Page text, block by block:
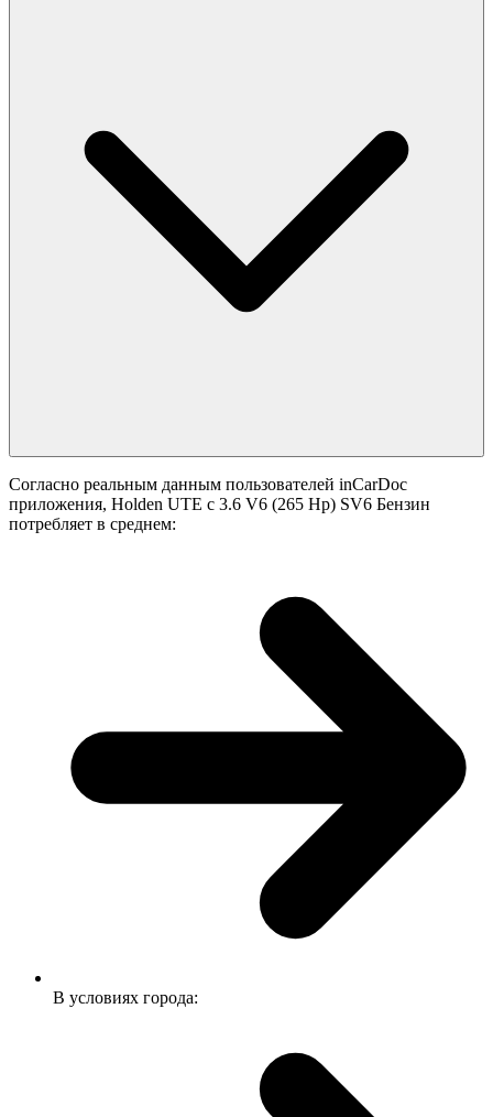
Согласно реальным данным пользователей inCarDoc
приложения, Holden UTE с 3.6 V6 (265 Hp) SV6 Бензин
потребляет в среднем:
В условиях города: